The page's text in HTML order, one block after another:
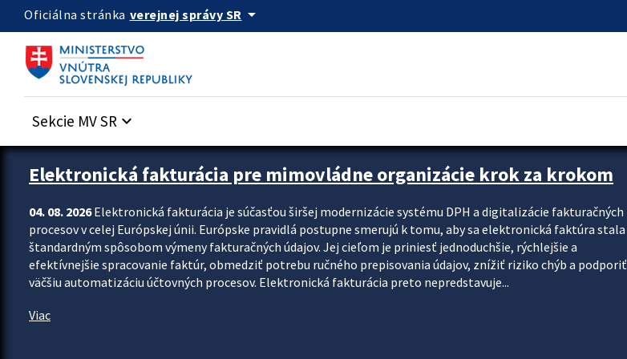
Preskocit na hlavný obsah
Oficiálna stránka verejnej správy SR arrow_drop_down
Sekcie MV SR keyboard_arrow_down
Zastavit automatický posun upútavok
Elektronická fakturácia pre mimovládne organizácie krok za krokom
04. 08. 2026Elektronická fakturácia je súčasťou širšej modernizácie systému DPH a digitalizácie fakturačných
procesov v celej Európskej únii. Európske pravidlá postupne smerujú k tomu, aby sa elektronická faktúra stala
štandardným spôsobom výmeny fakturačných údajov. Jej cieľom je priniesť jednoduchšie, rýchlejšie a
efektívnejšie spracovanie faktúr, obmedziť potrebu ručného prepisovania údajov, znížiť riziko chýb a podporiť
väčšiu automatizáciu účtovných procesov. Elektronická fakturácia preto nepredstavuje...
Viac